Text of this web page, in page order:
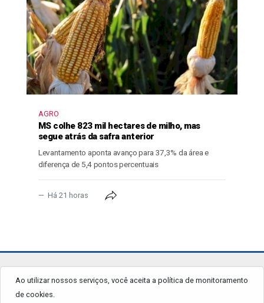
AGRO
MS colhe 823 mil hectares de milho, mas
segue atrás da safra anterior
Levantamento aponta avanço para 37,3% da área e
diferença de 5,4 pontos percentuais
Há 21 horas
Ao utilizar nossos serviços, você aceita a política de monitoramento
de cookies.
jornalgrandourados.com.br